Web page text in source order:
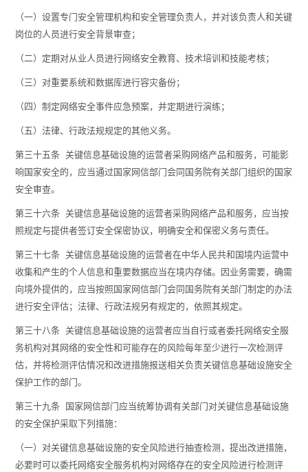
（一）设置专门安全管理机构和安全管理负责人，并对该负责人和关键
岗位的人员进行安全背景审查；
（二）定期对从业人员进行网络安全教育、技术培训和技能考核；
（三）对重要系统和数据库进行容灾备份；
（四）制定网络安全事件应急预案，并定期进行演练；
（五）法律、行政法规规定的其他义务。
第三十五条 关键信息基础设施的运营者采购网络产品和服务，可能影
响国家安全的，应当通过国家网信部门会同国务院有关部门组织的国家
安全审查。
第三十六条 关键信息基础设施的运营者采购网络产品和服务，应当按
照规定与提供者签订安全保密协议，明确安全和保密义务与责任。
第三十七条 关键信息基础设施的运营者在中华人民共和国境内运营中
收集和产生的个人信息和重要数据应当在境内存储。因业务需要，确需
向境外提供的，应当按照国家网信部门会同国务院有关部门制定的办法
进行安全评估；法律、行政法规另有规定的，依照其规定。
第三十八条 关键信息基础设施的运营者应当自行或者委托网络安全服
务机构对其网络的安全性和可能存在的风险每年至少进行一次检测评
估，并将检测评估情况和改进措施报送相关负责关键信息基础设施安全
保护工作的部门。
第三十九条 国家网信部门应当统筹协调有关部门对关键信息基础设施
的安全保护采取下列措施：
（一）对关键信息基础设施的安全风险进行抽查检测，提出改进措施，
必要时可以委托网络安全服务机构对网络存在的安全风险进行检测评